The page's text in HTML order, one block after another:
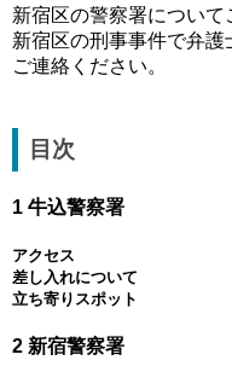
新宿区の警察署について
新宿区の刑事事件で弁
ご連絡ください。
目次
1 牛込警察署
アクセス
差し入れについて
立ち寄りスポット
2 新宿警察署